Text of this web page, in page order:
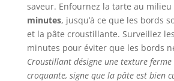
saveur. Enfournez la tarte au
minutes, jusqu’à ce que les bords
et la pâte croustillante. Surveillez
minutes pour éviter que les bords
Croustillant désigne une texture
croquante, signe que la pâte est bien